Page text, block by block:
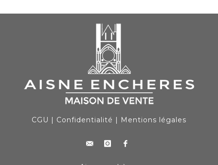
CGU | Confidentialité | Mentions légales